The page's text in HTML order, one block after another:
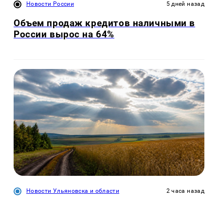
Новости России 5 дней назад
Объем продаж кредитов наличными в
России вырос на 64%
Новости Ульяновска и области 2 часа назад